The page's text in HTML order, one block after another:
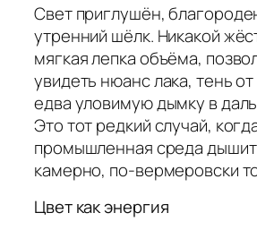
Свет приглушён,
утренний шёлк. Никакой
мягкая лепка объёма,
увидеть нюанс лака, тень
едва уловимую дымку в
Это тот редкий случай,
промышленная среда дышит
камерно, по-вермеровски
Цвет как энергия